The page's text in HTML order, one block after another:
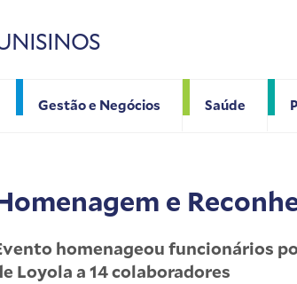
Gestão e Negócios Saúde
e
homenageou funcionários
Loyola a 14 colaboradores